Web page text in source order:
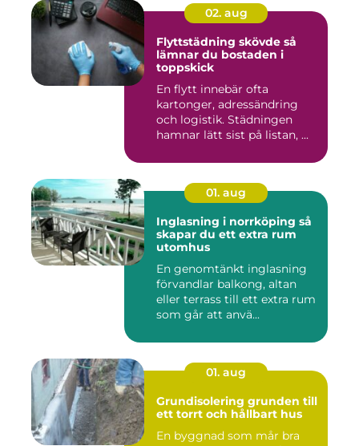
02. aug
Flyttstädning skövde så
lämnar du bostaden i
toppskick
En flytt innebär ofta
kartonger, adressändring
och logistik. Städningen
hamnar lätt sist på listan, ...
01. aug
Inglasning i norrköping så
skapar du ett extra rum
utomhus
En genomtänkt inglasning
förvandlar balkong, altan
eller terrass till ett extra rum
som går att anvä...
01. aug
Grundisolering grunden till
ett torrt och hållbart hus
En byggnad som mår bra